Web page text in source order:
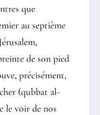
que
au septième
de son pied
précisément,
(qubbat al-
le voir de nos